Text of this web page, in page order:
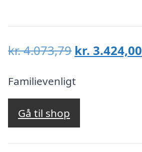
kr.4.073,79 Den
pris
var:
kr. 3.424,00
Familievenligt
Gå til shop